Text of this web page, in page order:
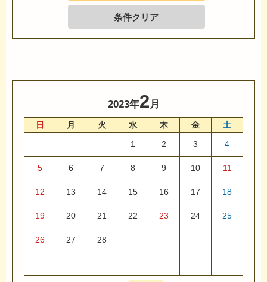
条件クリア
2023年2月
日 月 火 水 木 金
土
1
2 3 4
5 6 7 8 9 10 11
12 13 14 15 16 17 18
19 20 21 22 23 24 25
26 27 28